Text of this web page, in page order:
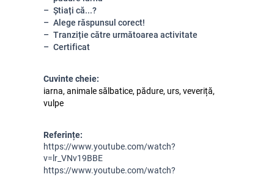
Știați că...?
Alege răspunsul corect!
Tranziție către următoarea activitate
Certificat
Cuvinte cheie:
iarna, animale sălbatice, pădure, urs, veveriță,
vulpe
Referințe:
https://www.youtube.com/watch?
v=lr_VNv19BBE
https://www.youtube.com/watch?